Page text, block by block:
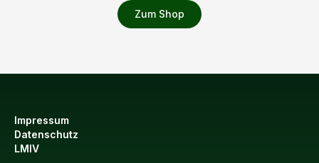
Zum Shop
Impressum
Datenschutz
LMIV